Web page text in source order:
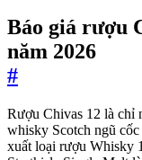
Báo giá rượu
năm 2026
#
Rượu Chivas 12 là chỉ
whisky Scotch ngũ
xuất loại rượu Whisky